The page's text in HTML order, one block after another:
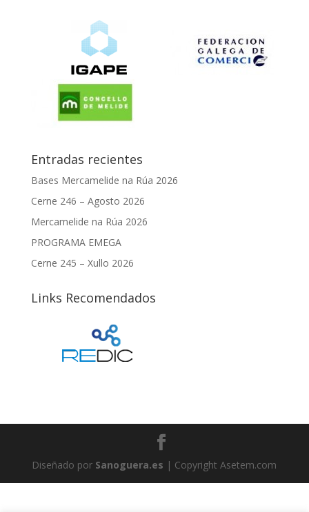
Entradas recientes
Bases Mercamelide na Rúa 2026
Cerne 246 – Agosto 2026
Mercamelide na Rúa 2026
PROGRAMA EMEGA
Cerne 245 – Xullo 2026
Links Recomendados
Diseñado por Sanoguera.es | Copyright Asetem.com